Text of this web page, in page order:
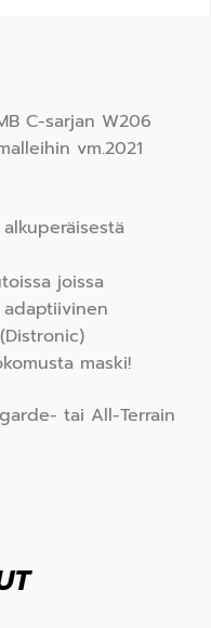
C-sarjan W206
vm.2021
joissa
maski!
tai All-Terrain